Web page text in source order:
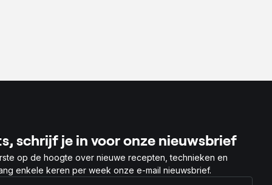
schrijf je in voor onze nieuwsbrief
op de hoogte over nieuwe recepten, technieken en
enkele keren per week onze e-mail nieuwsbrief.